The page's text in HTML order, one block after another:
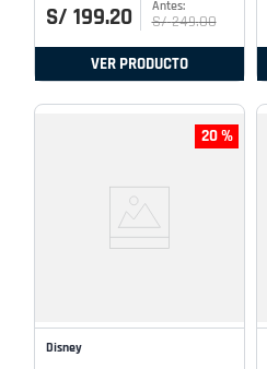
S/ 199.20 S/ 249.00
VER PRODUCTO
20 %
Disney